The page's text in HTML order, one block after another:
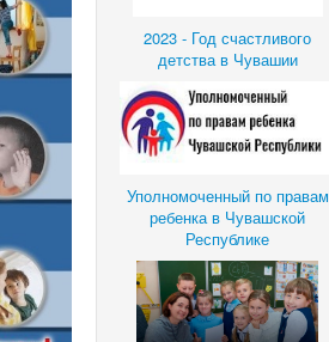
2023 - Год счастливого
детства в Чувашии
Уполномоченный по правам
ребенка в Чувашской
Республике